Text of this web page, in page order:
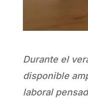
Durante el
disponible
laboral